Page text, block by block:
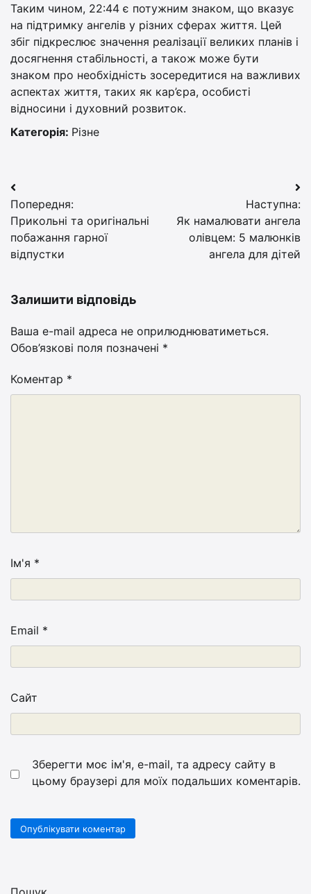
Таким чином, 22:44 є потужним знаком, що вказує
на підтримку ангелів у різних сферах життя. Цей
збіг підкреслює значення реалізації великих планів і
досягнення стабільності, а також може бути
знаком про необхідність зосередитися на важливих
аспектах життя, таких як кар’єра, особисті
відносини і духовний розвиток.
Категорія: Різне
Навігація
записів
Попередня:
Прикольні та оригінальні
побажання гарної
відпустки
Наступна:
Як намалювати ангела
олівцем: 5 малюнків
ангела для дітей
Залишити відповідь
Ваша e-mail адреса не оприлюднюватиметься.
Обов’язкові поля позначені *
Коментар *
Ім'я *
Email *
Сайт
Зберегти моє ім'я, e-mail, та адресу сайту в
цьому браузері для моїх подальших коментарів.